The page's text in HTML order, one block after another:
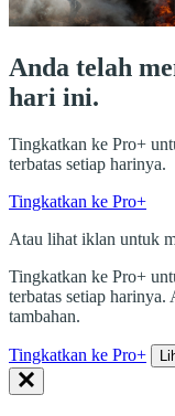
Anda telah
hari ini.
Tingkatkan ke Pro+
terbatas setiap harinya.
Tingkatkan ke Pro+
Atau lihat iklan untuk
Tingkatkan ke Pro+
terbatas setiap
tambahan.
Tingkatkan ke Pro+